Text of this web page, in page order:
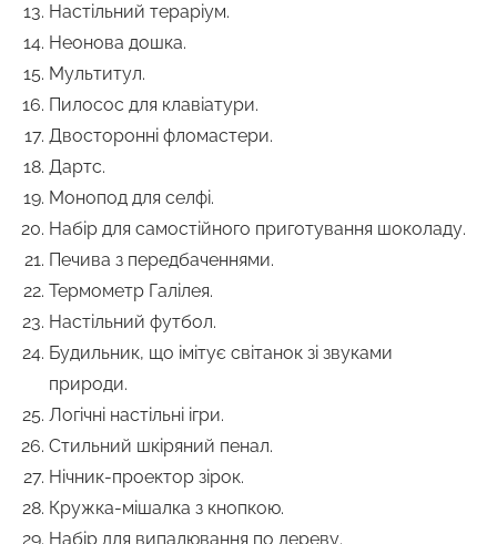
Настільний тераріум.
Неонова дошка.
Мультитул.
Пилосос для клавіатури.
Двосторонні фломастери.
Дартс.
Монопод для селфі.
Набір для самостійного приготування шоколаду.
Печива з передбаченнями.
Термометр Галілея.
Настільний футбол.
Будильник, що імітує світанок зі звуками
природи.
Логічні настільні ігри.
Стильний шкіряний пенал.
Нічник-проектор зірок.
Кружка-мішалка з кнопкою.
Набір для випалювання по дереву.